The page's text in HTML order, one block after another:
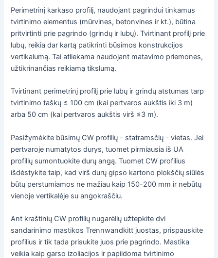
Perimetrinį karkaso profilį, naudojant pagrindui tinkamus
tvirtinimo elementus (mūrvines, betonvines ir kt.), būtina
pritvirtinti prie pagrindo (grindų ir lubų). Tvirtinant profilį prie
lubų, reikia dar kartą patikrinti būsimos konstrukcijos
vertikalumą. Tai atliekama naudojant matavimo priemones,
užtikrinančias reikiamą tikslumą.
Tvirtinant perimetrinį profilį prie lubų ir grindų atstumas tarp
tvirtinimo taškų ≤ 100 cm (kai pertvaros aukštis iki 3 m)
arba 50 cm (kai pertvaros aukštis virš ≤3 m).
Pasižymėkite būsimų CW profilių - statramsčių - vietas. Jei
pertvaroje numatytos durys, tuomet pirmiausia iš UA
profilių sumontuokite durų angą. Tuomet CW profilius
išdėstykite taip, kad virš durų gipso kartono plokščių siūlės
būtų perstumiamos ne mažiau kaip 150-200 mm ir nebūtų
vienoje vertikalėje su angokraščiu.
Ant kraštinių CW profilių nugarėlių užtepkite dvi
sandarinimo mastikos Trennwandkitt juostas, prispauskite
profilius ir tik tada prisukite juos prie pagrindo. Mastika
veikia kaip garso izoliacijos ir papildoma tvirtinimo